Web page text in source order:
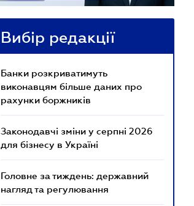
Вибір редакції
Банки розкриватимуть
виконавцям більше даних про
рахунки боржників
Законодавчі зміни у серпні 2026
для бізнесу в Україні
Головне за тиждень: державний
нагляд та регулювання